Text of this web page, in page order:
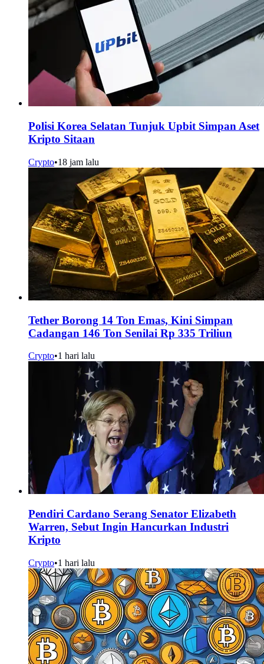
Polisi Korea Selatan Tunjuk Upbit Simpan Aset
Kripto Sitaan
Crypto•18 jam lalu
Tether Borong 14 Ton Emas, Kini Simpan
Cadangan 146 Ton Senilai Rp 335 Triliun
Crypto•1 hari lalu
Pendiri Cardano Serang Senator Elizabeth
Warren, Sebut Ingin Hancurkan Industri
Kripto
Crypto•1 hari lalu